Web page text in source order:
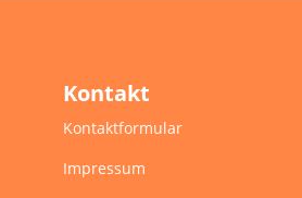
Kontakt
Kontaktformular
Impressum